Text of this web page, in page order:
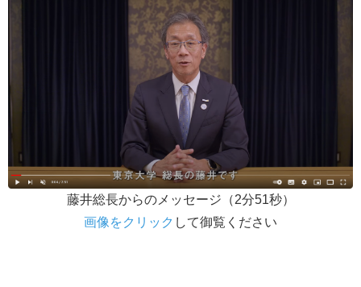
藤井総長からのメッセージ（2分51秒）
画像をクリック して御覧ください